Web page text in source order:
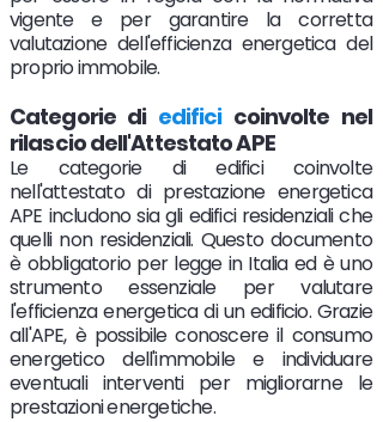
vigente e per garantire la corretta
valutazione dell'efficienza energetica del
proprio immobile.
Categorie di edifici coinvolte nel
rilascio dell'Attestato APE
Le categorie di edifici coinvolte
nell'attestato di prestazione energetica
APE includono sia gli edifici residenziali che
quelli non residenziali. Questo documento
è obbligatorio per legge in Italia ed è uno
strumento essenziale per valutare
l'efficienza energetica di un edificio. Grazie
all'APE, è possibile conoscere il consumo
energetico dell'immobile e individuare
eventuali interventi per migliorarne le
prestazioni energetiche.